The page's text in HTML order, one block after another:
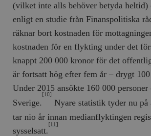
(vilket inte alls behöver betyda heltid)
enligt en studie från Finanspolitiska
räknar bort kostnaden för
kostnaden för en flykting under det
knappt 200 000 kronor för det
är fortsatt hög efter fem år – drygt
Under 2015 ansökte 160 000
Sverige.
[10]
Nyare statistik tyder nu på
tar nio år innan medianflyktingen
sysselsatt.
[11]